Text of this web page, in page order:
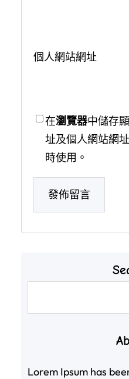
個人網站網址
在瀏覽器中儲存
址及個人網站網
時使用。
Lorem Ipsum has